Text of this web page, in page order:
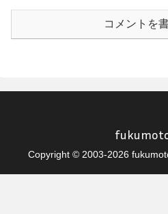
コメントを
Copyright © 2003-2026